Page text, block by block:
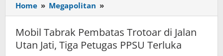
Home » Megapolitan »
Tabrak
Pembatas
Trotoar
di
Mobil Tabrak Pembatas Trotoar di Jalan
Utan Jati, Tiga Petugas PPSU Terluka